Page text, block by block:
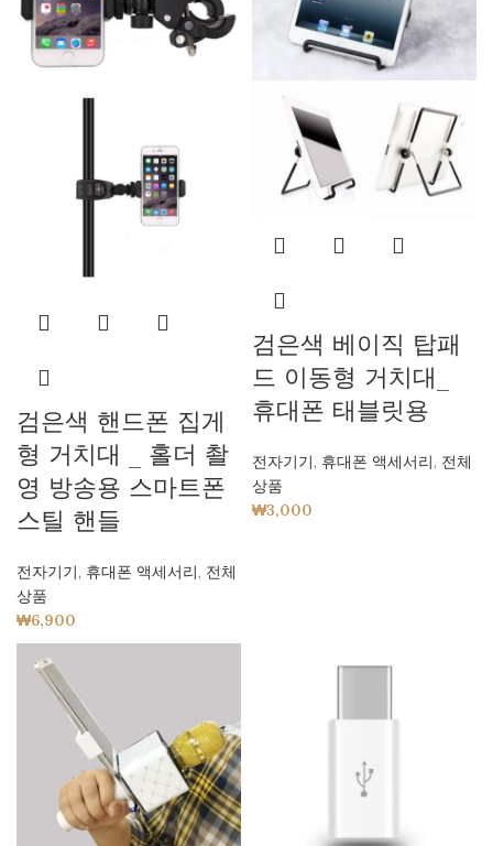
검은색 핸드폰 집게
형 거치대 _ 홀더 촬
영 방송용 스마트폰
스틸 핸들
전자기기, 휴대폰 액세서리, 전체
상품
₩6,900
검은색 베이직 탑패
드 이동형 거치대_
휴대폰 태블릿용
전자기기, 휴대폰 액세서리, 전체
상품
₩3,000